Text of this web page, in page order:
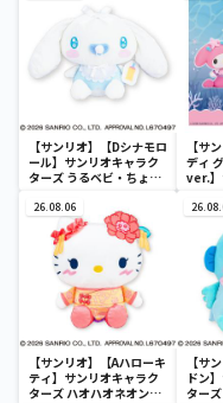
【サンリオ】【Dシナモロ
ール】サンリオキャラク
ターズ うるベビ・ちょい
【サ
ディ
ver.】
ディ
26.08.06
【サンリオ】【Aハローキ
ティ】サンリオキャラク
ターズ ハオハオネオンタ
【サ
ドン
ター